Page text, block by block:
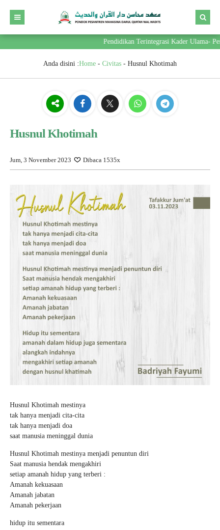
Pendidikan Terintegrasi Kader Ulama-
Anda disini :Home - Civitas - Husnul Khotimah
Husnul Khotimah
Jum, 3 November 2023 Dibaca 1535x
Husnul Khotimah mestinya
tak hanya menjadi cita-cita
tak hanya menjadi doa
saat manusia meninggal dunia
Husnul Khotimah mestinya menjadi penuntun diri
Saat manusia hendak mengakhiri
setiap amanah hidup yang terberi :
Amanah kekuasaan
Amanah jabatan
Amanah pekerjaan
hidup itu sementara